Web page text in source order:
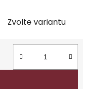
Zvolte variantu